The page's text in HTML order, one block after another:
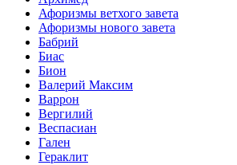
Афоризмы ветхого завета
Афоризмы нового завета
Бабрий
Биас
Бион
Валерий Максим
Варрон
Вергилий
Веспасиан
Гален
Гераклит